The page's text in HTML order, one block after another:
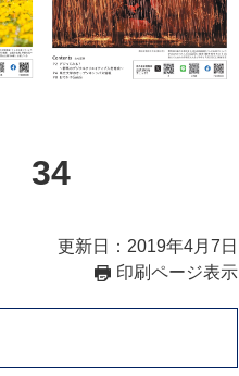
34
更新日：2019年4月7日
印刷ページ表示